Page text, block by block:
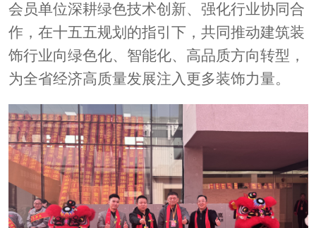
会员单位深耕绿色技术创新、强化行业协同合
作，在十五五规划的指引下，共同推动建筑装
饰行业向绿色化、智能化、高品质方向转型，
为全省经济高质量发展注入更多装饰力量。